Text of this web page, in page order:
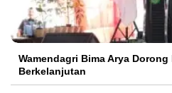
Wamendagri Bima Arya
Berkelanjutan